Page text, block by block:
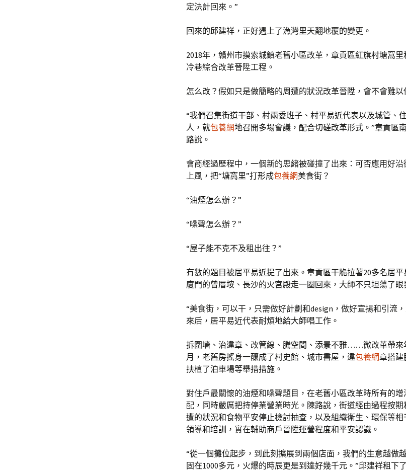
定決計回來。”
回來的邱建祥，正好遇上了漁灣里天翻地覆的變更。
2018年，贛州市摸索城鎮老舊小區改革，章貢區紅旗村塘窩
冷巷綜合改革晉陞工程。
怎么改？假如只是做簡略的周遭的狀況改革晉陞，會不會難以
“我們召集街道干部、村兩委班子、村平易近代表以及城管、
人，就包養網地召開多場會議，配合切磋改革形式。”章貢區
路說。
會商經過歷程中，一個新的思緒被碰撞了出來：可否應用好
上風，把“塘窩里”打形成包養網美食街？
“油煙怎么辦？”
“噪聲怎么辦？”
“屋子能不克不及租出往？”
有數的題目被居平易近提了出來。章貢區干脆拉著20多名居
廈門的曾厝垵、長沙的火宮殿走一圈回來，大師不只坦蕩了眼
“美食街，可以干，只需做好計劃和design，做好宣揚和引流
來后，居平易近代表耐煩地給大師唱工作。
拆圍墻、治違章、改管線、騰空間、添景不雅……微改革帶來
月，老舊房搖身一釀成了村史館、城市書屋，違包養網章搭建
扶植了泊車場等舉措措施。
對住戶最關懷的油煙和噪聲題目，在老舊小區改革時所有的
配，同時嚴厲把持停業營業時光。陳路說，街道經由過程按期
遭的狀況和食物平安停止檢討抽查，以及組織衛生、環保等
領導和培訓，實在輔助商戶晉陞運營程度和平安認識。
“從一個攤位起步，到此刻擴展到兩個店面，我們的生意越做
固在1000多元，火爆的時辰更是到達好幾千元。”邱建祥租下